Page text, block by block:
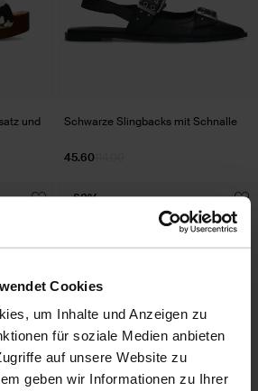
Cookies
um Inhalte und Anzeigen zu
für soziale Medien anbieten
auf unsere Website zu
geben wir Informationen zu Ihrer
und
Schwarze Slingbacks mit Schnalle
45.60
- 60%